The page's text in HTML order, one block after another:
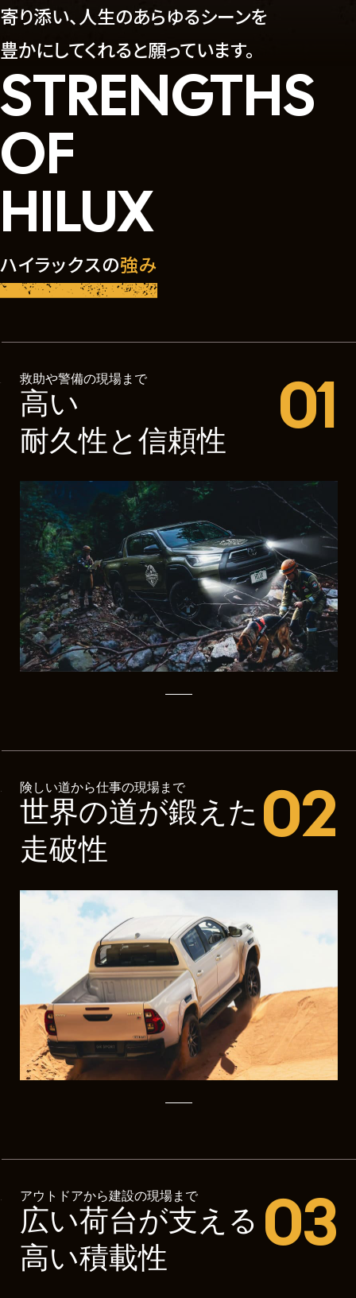
寄り添い、人生のあらゆるシーンを
豊かにしてくれると願っています。
STRENGTHS
OF
HILUX
ハイラックスの強み
01
救助や警備の現場まで
高い
耐久性と信頼性
02
険しい道から仕事の現場まで
世界の道が鍛えた
走破性
03
アウトドアから建設の現場まで
広い荷台が支える
高い積載性